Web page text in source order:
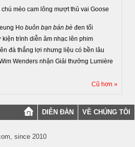
mèo cam lông mượt thủ vai Goose
Ho buôn bạn bán bè đen tối
trình diễn âm nhạc lên phim
đà thắng lợi nhưng liệu có bền lâu
Wenders nhận Giải thưởng Lumière
Cũ hơn »
DIỄN ĐÀN VỀ CHÚNG TÔI
since 2010